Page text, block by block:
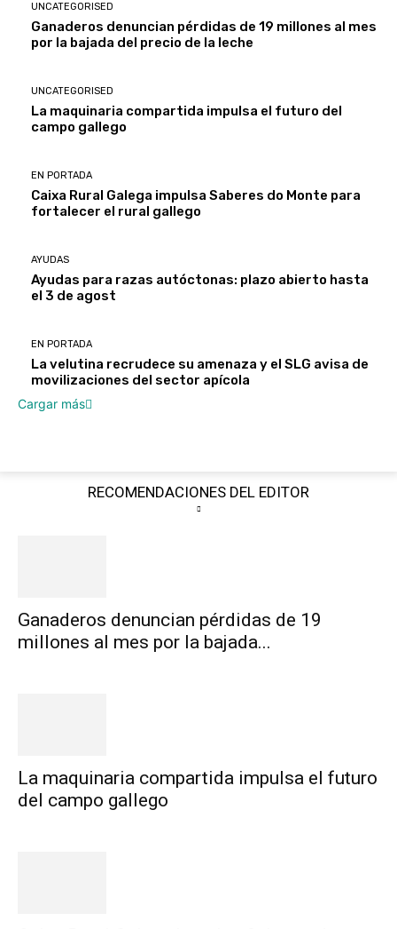
UNCATEGORISED
Ganaderos denuncian pérdidas de 19 millones al mes
por la bajada del precio de la leche
UNCATEGORISED
La maquinaria compartida impulsa el futuro del
campo gallego
EN PORTADA
Caixa Rural Galega impulsa Saberes do Monte para
fortalecer el rural gallego
AYUDAS
Ayudas para razas autóctonas: plazo abierto hasta
el 3 de agost
EN PORTADA
La velutina recrudece su amenaza y el SLG avisa de
movilizaciones del sector apícola
Cargar más
RECOMENDACIONES DEL EDITOR
Ganaderos denuncian pérdidas de 19
millones al mes por la bajada...
La maquinaria compartida impulsa el futuro
del campo gallego